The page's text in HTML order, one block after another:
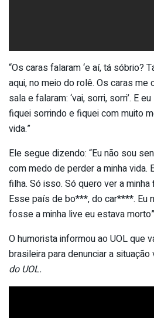
“Os caras falaram ‘e aí, tá sóbrio?
aqui, no meio do rolê. Os caras me
sala e falaram: ‘vai, sorri, sorri’. E
fiquei sorrindo e fiquei com muito
vida.”
Ele segue dizendo: “Eu não sou
com medo de perder a minha vida.
filha. Só isso. Só quero ver a minha
Esse país de bo***, do car****. Eu
fosse a minha live eu estava morto”
O humorista informou ao UOL que
brasileira para denunciar a situação
do UOL.